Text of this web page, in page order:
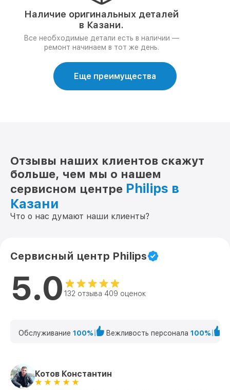
Наличие оригинальных деталей
в Казани.
Все необходимые детали есть в наличии —
ремонт начинаем в тот же день.
Еще преимущества
Отзывы наших клиентов скажут
больше, чем мы о нашем
сервисном центре Philips в
Казани
Что о нас думают наши клиенты?
Сервисный центр Philips
5.0 132 отзыва 409 оценок
Обслуживание 100% Вежливость персонала 100%
Котов Константин